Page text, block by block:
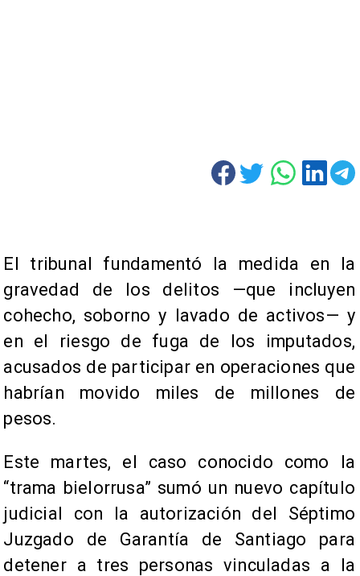
El tribunal fundamentó la medida en la
gravedad de los delitos —que incluyen
cohecho, soborno y lavado de activos— y
en el riesgo de fuga de los imputados,
acusados de participar en operaciones que
habrían movido miles de millones de
pesos.
Este martes, el caso conocido como la
“trama bielorrusa” sumó un nuevo capítulo
judicial con la autorización del Séptimo
Juzgado de Garantía de Santiago para
detener a tres personas vinculadas a la